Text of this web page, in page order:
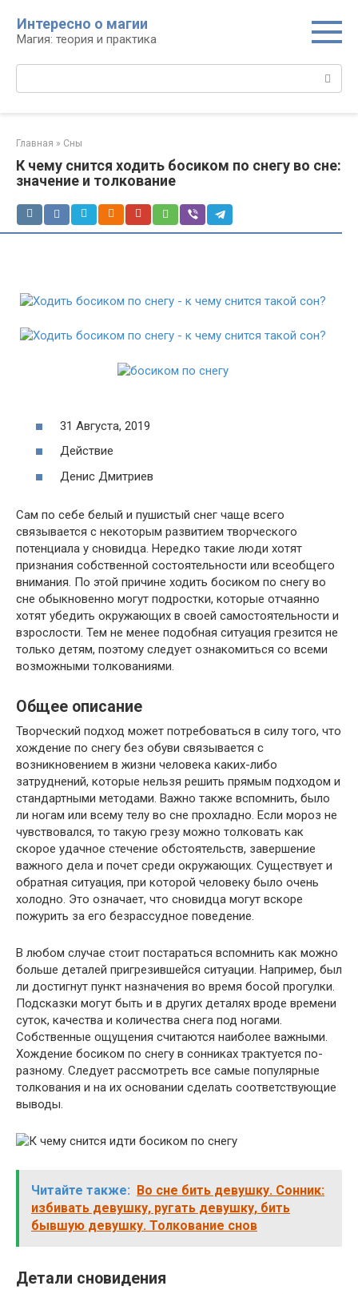
контенту
Интересно о магии
Магия: теория и практика
Главная » Сны
К чему снится ходить босиком по снегу во сне:
значение и толкование
31 Августа, 2019
Действие
Денис Дмитриев
Сам по себе белый и пушистый снег чаще всего
связывается с некоторым развитием творческого
потенциала у сновидца. Нередко такие люди хотят
признания собственной состоятельности или всеобщего
внимания. По этой причине ходить босиком по снегу во
сне обыкновенно могут подростки, которые отчаянно
хотят убедить окружающих в своей самостоятельности и
взрослости. Тем не менее подобная ситуация грезится не
только детям, поэтому следует ознакомиться со всеми
возможными толкованиями.
Общее описание
Творческий подход может потребоваться в силу того, что
хождение по снегу без обуви связывается с
возникновением в жизни человека каких-либо
затруднений, которые нельзя решить прямым подходом и
стандартными методами. Важно также вспомнить, было
ли ногам или всему телу во сне прохладно. Если мороз не
чувствовался, то такую грезу можно толковать как
скорое удачное стечение обстоятельств, завершение
важного дела и почет среди окружающих. Существует и
обратная ситуация, при которой человеку было очень
холодно. Это означает, что сновидца могут вскоре
пожурить за его безрассудное поведение.
В любом случае стоит постараться вспомнить как можно
больше деталей пригрезившейся ситуации. Например, был
ли достигнут пункт назначения во время босой прогулки.
Подсказки могут быть и в других деталях вроде времени
суток, качества и количества снега под ногами.
Собственные ощущения считаются наиболее важными.
Хождение босиком по снегу в сонниках трактуется по-
разному. Следует рассмотреть все самые популярные
толкования и на их основании сделать соответствующие
выводы.
Читайте также: Во сне бить девушку. Сонник:
избивать девушку, ругать девушку, бить
бывшую девушку. Толкование снов
Детали сновидения